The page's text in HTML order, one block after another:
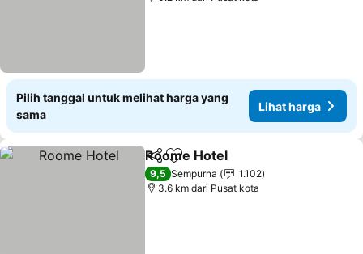
Pilih tanggal untuk melihat harga yang
sama
Lihat harga
BagikanTambahkan ke favorit
Roome Hotel
9,5 Sempurna
1.102
3.6 km dari Pusat kota